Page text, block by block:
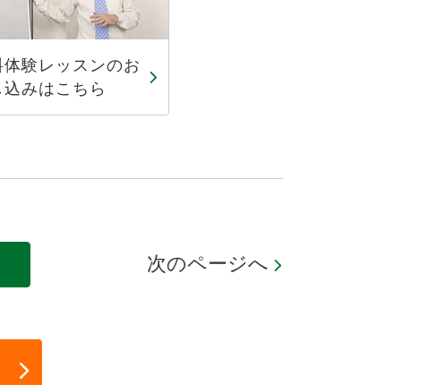
体験レッスンのお
込みはこちら
次のページへ